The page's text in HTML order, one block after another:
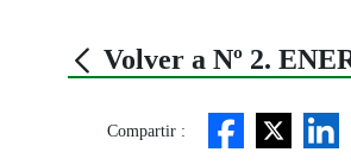
Volver a Nº 2.
Compartir :